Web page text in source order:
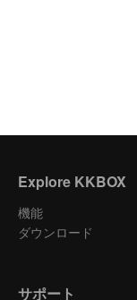
Explore KKBOX
機能
ダウンロード
サポート